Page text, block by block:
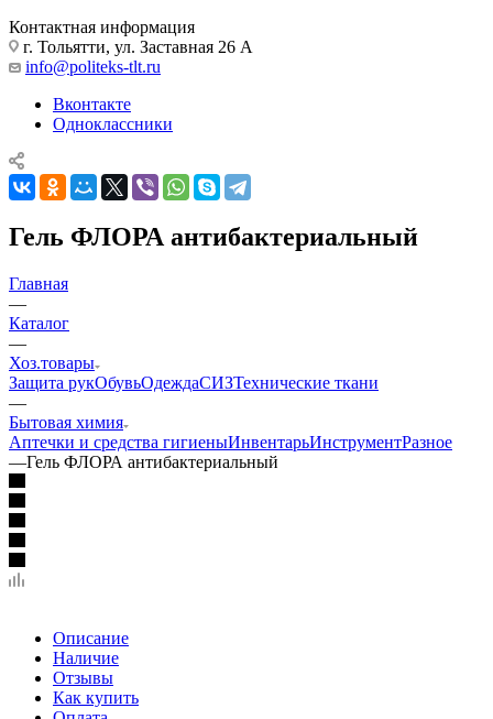
Контактная информация
г. Тольятти, ул. Заставная 26 А
info@politeks-tlt.ru
Вконтакте
Одноклассники
Гель ФЛОРА антибактериальный
Главная
—
Каталог
—
Хоз.товары
Защита рукОбувьОдеждаСИЗТехнические ткани
—
Бытовая химия
Аптечки и средства гигиеныИнвентарьИнструментРазное
—Гель ФЛОРА антибактериальный
Описание
Наличие
Отзывы
Как купить